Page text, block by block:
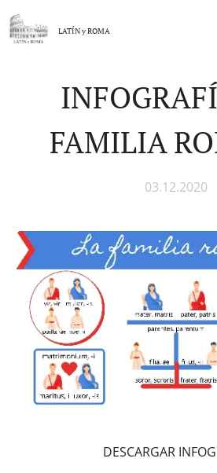
LATÍN yROMA
FAMILIA
03.12.2020
DESCARGAR